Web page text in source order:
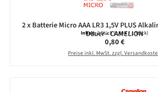
2 x Batterie Micro AAA LR3 1,5V PLUS
Dauer - CAMELION
Inhalt:2 Stück(0,40 € / 1 Stück)
Regulärer Preis:
0,80 €
Preise inkl. MwSt. zzgl.